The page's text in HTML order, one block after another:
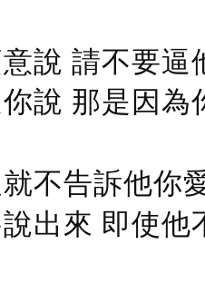
說 請不要逼
說 那是因
不告訴他你
出來 即使